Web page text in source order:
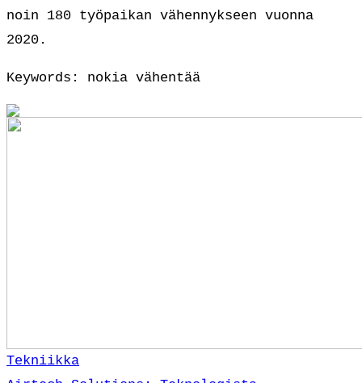
noin 180 työpaikan vähennykseen vuonna
2020.
Keywords: nokia vähentää
Tekniikka